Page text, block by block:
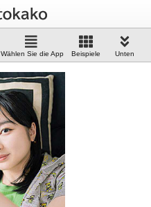
Wählen Sie die App Beispiele Unten